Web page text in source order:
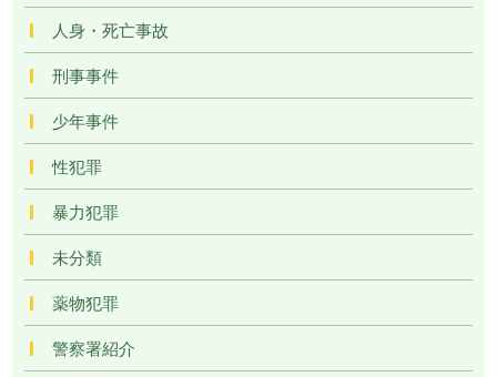
人身・死亡事故
刑事事件
少年事件
性犯罪
暴力犯罪
未分類
薬物犯罪
警察署紹介